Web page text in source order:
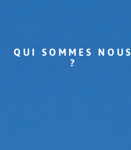
QUI SOMMES NOUS
?